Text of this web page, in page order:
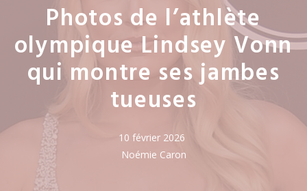
Photos de l’athlète
olympique Lindsey Vonn
qui montre ses jambes
tueuses
10 février 2026
Noémie Caron